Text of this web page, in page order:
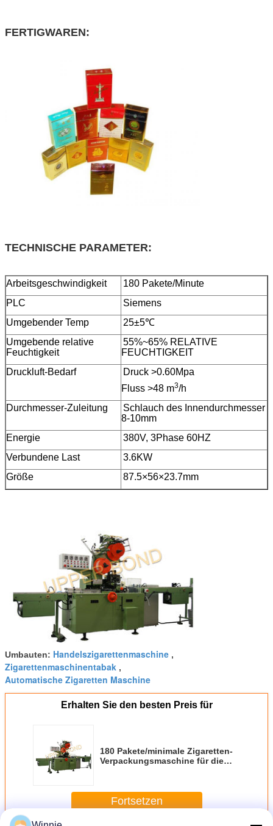
FERTIGWAREN:
TECHNISCHE PARAMETER:
Arbeitsgeschwindigkeit
180 Pakete/Minute
PLC
Siemens
Umgebender Temp
25±5℃
Umgebende relative
Feuchtigkeit
55%~65% RELATIVE
FEUCHTIGKEIT
Druckluft-Bedarf
Druck >0.60Mpa
Fluss >48 m3/h
Durchmesser-Zuleitung
Schlauch des Innendurchmesser
8-10mm
Energie
380V, 3Phase 60HZ
Verbundene Last
3.6KW
Größe
87.5×56×23.7mm
Umbauten: Handelszigarettenmaschine ,
Zigarettenmaschinentabak ,
Automatische Zigaretten Maschine
Erhalten Sie den besten Preis für
180 Pakete/minimale Zigaretten-
Verpackungsmaschine für die
Fortsetzen